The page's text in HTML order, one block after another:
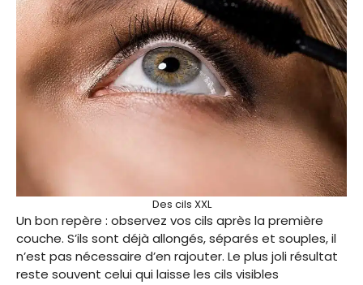
Des cils XXL
Un bon repère : observez vos cils après la première
couche. S’ils sont déjà allongés, séparés et souples, il
n’est pas nécessaire d’en rajouter. Le plus joli résultat
reste souvent celui qui laisse les cils visibles